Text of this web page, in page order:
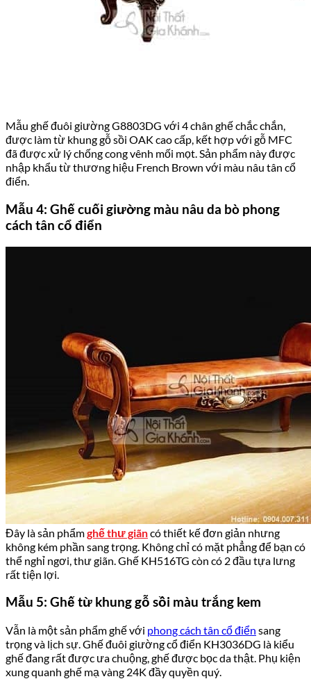
Mẫu ghế đuôi giường G8803DG với 4 chân ghế chắc chắn,
được làm từ khung gỗ sồi OAK cao cấp, kết hợp với gỗ MFC
đã được xử lý chống cong vênh mối mọt. Sản phẩm này được
nhập khẩu từ thương hiệu French Brown với màu nâu tân cổ
điển.
Mẫu 4: Ghế cuối giường màu nâu da bò phong
cách tân cổ điển
Đây là sản phẩmghế thư giãncó thiết kế đơn giản nhưng
không kém phần sang trọng. Không chỉ có mặt phẳng để bạn có
thể nghỉ ngơi, thư giãn. Ghế KH516TG còn có 2 đầu tựa lưng
rất tiện lợi.
Mẫu 5: Ghế từ khung gỗ sồi màu trắng kem
Vẫn là một sản phẩm ghế với phong cách tân cổ điển sang
trọng và lịch sự. Ghế đuôi giường cổ điển KH3036DG là kiểu
ghế đang rất được ưa chuộng, ghế được bọc da thật. Phụ kiện
xung quanh ghế mạ vàng 24K đầy quyền quý.